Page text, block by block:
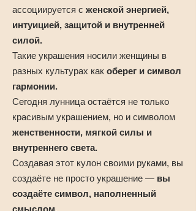
ассоциируется с женской энергией,
интуицией, защитой и внутренней
силой.
Такие украшения носили женщины в
разных культурах как оберег и символ
гармонии.
Сегодня лунница остаётся не только
красивым украшением, но и символом
женственности, мягкой силы и
внутреннего света.
Создавая этот кулон своими руками, вы
создаёте не просто украшение — вы
создаёте символ, наполненный
смыслом.